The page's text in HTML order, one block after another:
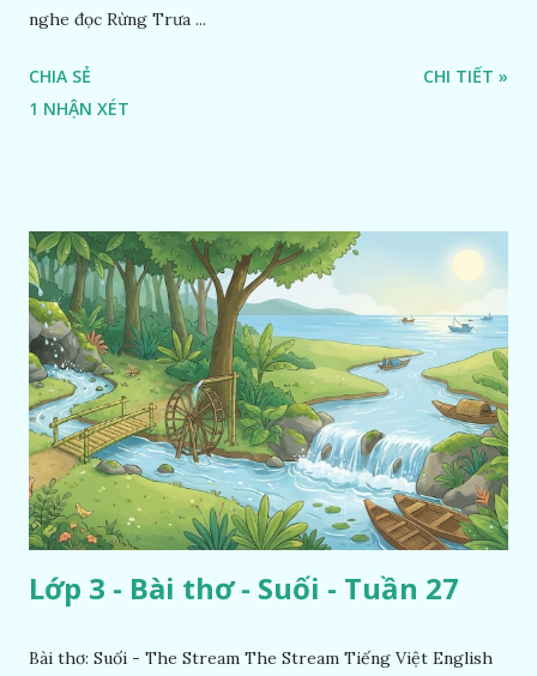
nghe đọc Rừng Trưa ...
CHIA SẺ
1 NHẬN XÉT
CHI TIẾT »
Lớp 3 - Bài thơ - Suối - Tuần 27
Bài thơ: Suối - The Stream The Stream Tiếng Việt English